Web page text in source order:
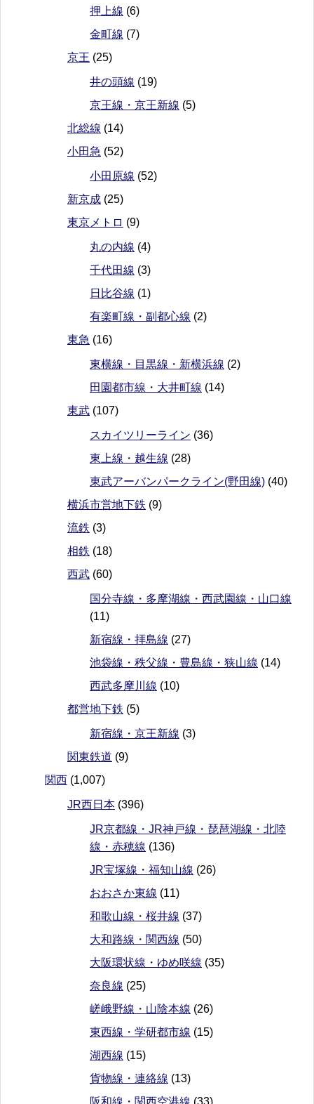
押上線 (6)
金町線 (7)
京王 (25)
井の頭線 (19)
京王線・京王新線 (5)
北総線 (14)
小田急 (52)
小田原線 (52)
新京成 (25)
東京メトロ (9)
丸の内線 (4)
千代田線 (3)
日比谷線 (1)
有楽町線・副都心線 (2)
東急 (16)
東横線・目黒線・新横浜線 (2)
田園都市線・大井町線 (14)
東武 (107)
スカイツリーライン (36)
東上線・越生線 (28)
東武アーバンパークライン(野田線) (40)
横浜市営地下鉄 (9)
流鉄 (3)
相鉄 (18)
西武 (60)
国分寺線・多摩湖線・西武園線・山口線
(11)
新宿線・拝島線 (27)
池袋線・秩父線・豊島線・狭山線 (14)
西武多摩川線 (10)
都営地下鉄 (5)
新宿線・京王新線 (3)
関東鉄道 (9)
関西 (1,007)
JR西日本 (396)
JR京都線・JR神戸線・琵琶湖線・北陸
線・赤穂線 (136)
JR宝塚線・福知山線 (26)
おおさか東線 (11)
和歌山線・桜井線 (37)
大和路線・関西線 (50)
大阪環状線・ゆめ咲線 (35)
奈良線 (25)
嵯峨野線・山陰本線 (26)
東西線・学研都市線 (15)
湖西線 (15)
貨物線・連絡線 (13)